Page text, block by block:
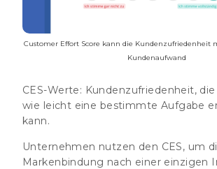
Customer Effort Score kann die Kundenzufriedenheit
Kundenaufwand
CES-Werte: Kundenzufriedenheit,
wie leicht eine bestimmte Aufgabe
kann.
Unternehmen nutzen den CES, um
Markenbindung nach einer einzigen